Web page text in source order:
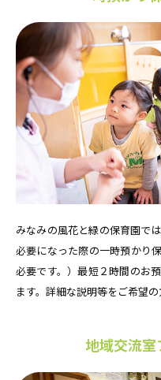
みなみの風花と緑の保育園で
必要になった際の一時預かり
必要です。）最短２時間のお
ます。詳細な説明等をご希望
地域交流室